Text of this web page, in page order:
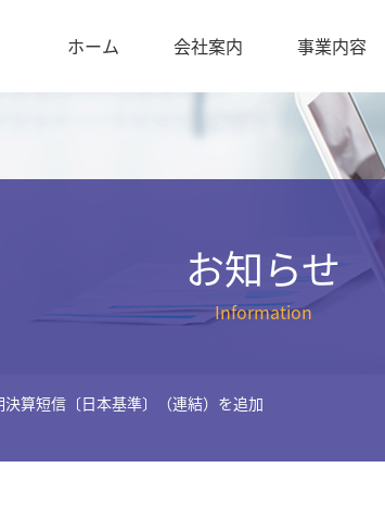
ホーム 会社案内 事業内容
お知らせ
Information
算短信〔日本基準〕（連結）を追加